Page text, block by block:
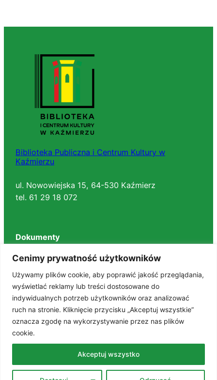
Cenimy prywatność użytkowników
Używamy plików cookie, aby poprawić jakość przeglądania,
wyświetlać reklamy lub treści dostosowane do
indywidualnych potrzeb użytkowników oraz analizować
ruch na stronie. Kliknięcie przycisku „Akceptuj wszystkie”
oznacza zgodę na wykorzystywanie przez nas plików
cookie.
Akceptuj wszystko
Biblioteka Publiczna i Centrum Kultury w
Kaźmierzu
ul. Nowowiejska 15, 64-530 Kaźmierz
tel. 61 29 18 072
Dokumenty
Regulaminy
BIP
RODO
Polityka prywatności
STANDARDY OCHRONY MAŁOLETNICH
Facebook